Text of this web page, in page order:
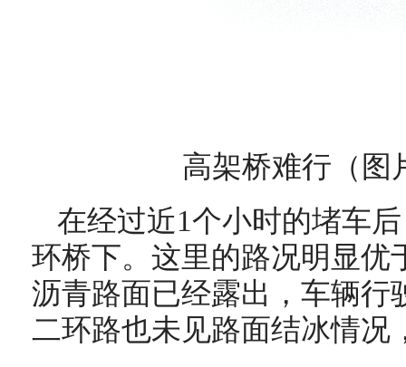
高架桥难行（图
在经过近1个小时的堵车
环桥下。这里的路况明显优
沥青路面已经露出，车辆行
二环路也未见路面结冰情况